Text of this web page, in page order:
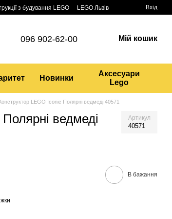
з будування LEGO LEGO Львів Вхід
096 902-62-00 Мій кошик
Новинки
Аксесуари
Lego
LEGO Iconic Полярні ведмеді 40571
ведмеді
Артикул
40571
В бажання